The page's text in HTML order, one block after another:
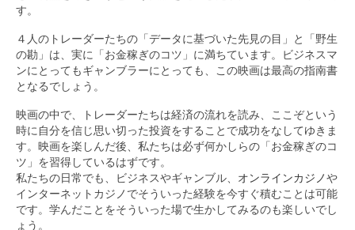
す。
４人のトレーダーたちの「データに基づいた先見の目」と「野生
の勘」は、実に「お金稼ぎのコツ」に満ちています。ビジネスマ
ンにとってもギャンブラーにとっても、この映画は最高の指南書
となるでしょう。
映画の中で、トレーダーたちは経済の流れを読み、ここぞという
時に自分を信じ思い切った投資をすることで成功をなしてゆきま
す。映画を楽しんだ後、私たちは必ず何かしらの「お金稼ぎのコ
ツ」を習得しているはずです。
私たちの日常でも、ビジネスやギャンブル、 オンラインカジノや
インターネットカジノでそういった経験を今すぐ積むことは可能
です。学んだことをそういった場で生かしてみるのも楽しいでし
ょう。